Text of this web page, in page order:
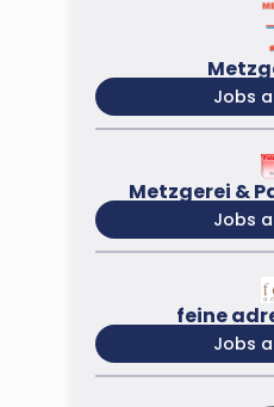
Jobs
Metzgerei &
Jobs
feine
Jobs